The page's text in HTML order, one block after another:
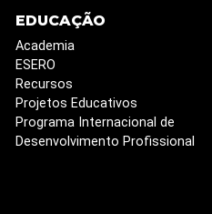
EDUCAÇÃO
Academia
ESERO
Recursos
Projetos Educativos
Programa Internacional de
Desenvolvimento Profissional